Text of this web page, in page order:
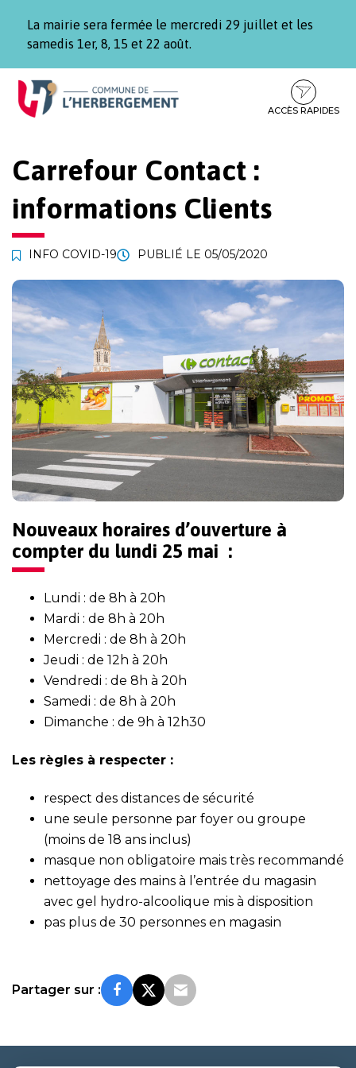
La mairie sera fermée le mercredi 29 juillet et les
samedis 1er, 8, 15 et 22 août.
Aller
Aller
contenu
Aller
pied
ACCÈS RAPIDES
Carrefour Contact :
informations Clients
INFO COVID-19 PUBLIÉ LE 05/05/2020
Nouveaux horaires d’ouverture à
compter du lundi 25 mai :
Lundi : de 8h à 20h
Mardi : de 8h à 20h
Mercredi : de 8h à 20h
Jeudi : de 12h à 20h
Vendredi : de 8h à 20h
Samedi : de 8h à 20h
Dimanche : de 9h à 12h30
Les règles à respecter :
respect des distances de sécurité
une seule personne par foyer ou groupe
(moins de 18 ans inclus)
masque non obligatoire mais très recommandé
nettoyage des mains à l’entrée du magasin
avec gel hydro-alcoolique mis à disposition
pas plus de 30 personnes en magasin
Partager sur :